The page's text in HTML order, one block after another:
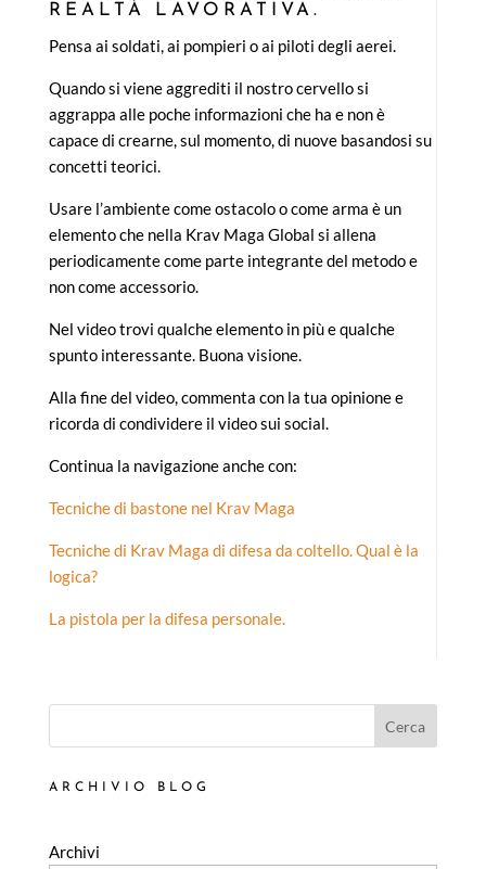
REALTÀ LAVORATIVA.
Pensa ai soldati, ai pompieri o ai piloti degli aerei.
Quando si viene aggrediti il nostro cervello si
aggrappa alle poche informazioni che ha e non è
capace di crearne, sul momento, di nuove basandosi su
concetti teorici.
Usare l’ambiente come ostacolo o come arma è un
elemento che nella Krav Maga Global si allena
periodicamente come parte integrante del metodo e
non come accessorio.
Nel video trovi qualche elemento in più e qualche
spunto interessante. Buona visione.
Alla fine del video, commenta con la tua opinione e
ricorda di condividere il video sui social.
Continua la navigazione anche con:
Tecniche di bastone nel Krav Maga
Tecniche di Krav Maga di difesa da coltello. Qual è la
logica?
La pistola per la difesa personale.
Cerca
ARCHIVIO BLOG
Archivi